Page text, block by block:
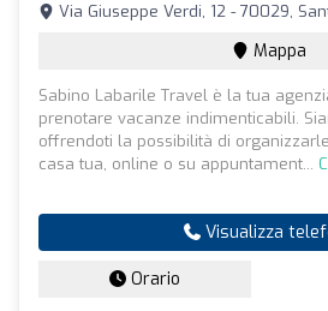
Via Giuseppe Verdi, 12 - 70029,
Mappa
Sabino Labarile Travel è la tua
prenotare vacanze indimenticabili.
offrendoti la possibilità di
casa tua, online o su appuntament...
Visualizza
Orario